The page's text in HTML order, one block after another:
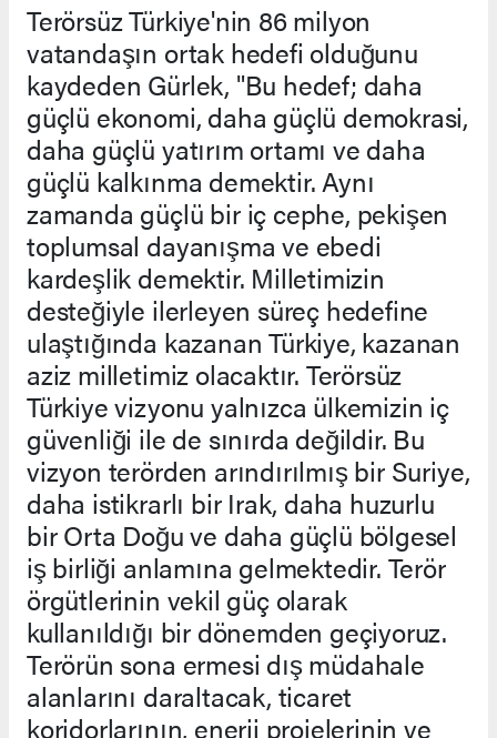
Terörsüz Türkiye'nin 86 milyon
vatandaşın ortak hedefi olduğunu
kaydeden Gürlek, "Bu hedef; daha
güçlü ekonomi, daha güçlü demokrasi,
daha güçlü yatırım ortamı ve daha
güçlü kalkınma demektir. Aynı
zamanda güçlü bir iç cephe, pekişen
toplumsal dayanışma ve ebedi
kardeşlik demektir. Milletimizin
desteğiyle ilerleyen süreç hedefine
ulaştığında kazanan Türkiye, kazanan
aziz milletimiz olacaktır. Terörsüz
Türkiye vizyonu yalnızca ülkemizin iç
güvenliği ile de sınırda değildir. Bu
vizyon terörden arındırılmış bir Suriye,
daha istikrarlı bir Irak, daha huzurlu
bir Orta Doğu ve daha güçlü bölgesel
iş birliği anlamına gelmektedir. Terör
örgütlerinin vekil güç olarak
kullanıldığı bir dönemden geçiyoruz.
Terörün sona ermesi dış müdahale
alanlarını daraltacak, ticaret
koridorlarının, enerji projelerinin ve